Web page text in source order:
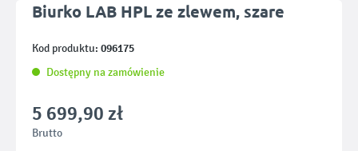
Biurko LAB HPL ze zlewem, szare
Kod produktu: 096175
Dostępny na zamówienie
5 699,90 zł
Brutto